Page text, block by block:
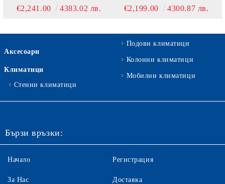
EMURA 3 FTXJ25AS +
€2,241.00 4383.02 лв.
EMURA 3 FTXJ25AB +
€2,199.00 4300.87 лв.
Аксесоари
Климатици
Стенни климатици
Подови климатици
Колонни климатици
Мобилни климатици
Бързи връзки:
Начало
За Нас
Регистрация
Доставка